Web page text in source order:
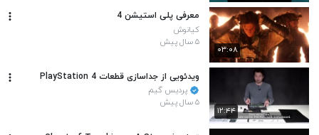
۰۳:۰۸
معرفی پلی استیشن 4
کیانوش
۵ سال پیش
۱۲:۴۴
ویدئویی از جداسازی قطعات PlayStation 4
پردیس گیم
۵ سال پیش